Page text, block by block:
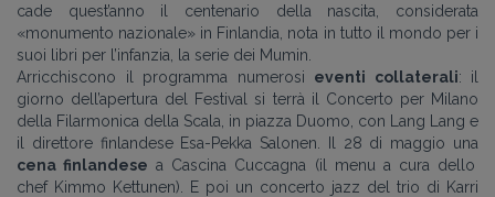
cade quest’anno il centenario della nascita, considerata
«monumento nazionale» in Finlandia, nota in tutto il mondo per i
suoi libri per l’infanzia, la serie dei Mumin.
Arricchiscono il programma numerosi eventi collaterali: il
giorno dell’apertura del Festival si terrà il Concerto per Milano
della Filarmonica della Scala, in piazza Duomo, con Lang Lang e
il direttore finlandese Esa-Pekka Salonen. Il 28 di maggio una
cena finlandese a Cascina Cuccagna (il menu a cura dello
chef Kimmo Kettunen). E poi un concerto jazz del trio di Karri